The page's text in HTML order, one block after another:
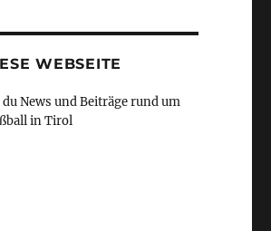
WEBSEITE
News und Beiträge rund um
in Tirol